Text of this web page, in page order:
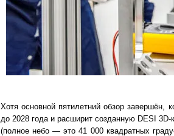
Хотя основной пятилетний обзор завершён,
до 2028 года и расширит созданную DESI
(полное небо — это 41 000 квадратных